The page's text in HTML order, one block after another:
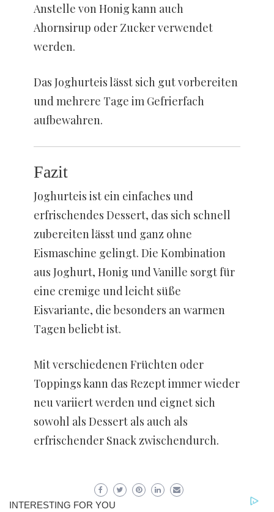
Anstelle von Honig kann auch
Ahornsirup oder Zucker verwendet
werden.
Das Joghurteis lässt sich gut vorbereiten
und mehrere Tage im Gefrierfach
aufbewahren.
Fazit
Joghurteis ist ein einfaches und
erfrischendes Dessert, das sich schnell
zubereiten lässt und ganz ohne
Eismaschine gelingt. Die Kombination
aus Joghurt, Honig und Vanille sorgt für
eine cremige und leicht süße
Eisvariante, die besonders an warmen
Tagen beliebt ist.
Mit verschiedenen Früchten oder
Toppings kann das Rezept immer wieder
neu variiert werden und eignet sich
sowohl als Dessert als auch als
erfrischender Snack zwischendurch.